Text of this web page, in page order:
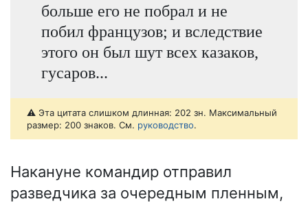
больше его не побрал и не
побил французов; и вследствие
этого он был шут всех казаков,
гусаров...
⚠️ Эта цитата слишком длинная: 202 зн. Максимальный
размер: 200 знаков. См. руководство.
Накануне командир отправил
разведчика за очередным пленным,